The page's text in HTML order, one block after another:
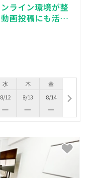
ライン環境が整
画投稿にも活用
水
8/12
木
8/13
金
8/14